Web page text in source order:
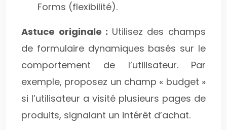
Forms (flexibilité).
Astuce originale : Utilisez des champs
de formulaire dynamiques basés sur le
comportement de l’utilisateur. Par
exemple, proposez un champ « budget »
si l’utilisateur a visité plusieurs pages de
produits, signalant un intérêt d’achat.